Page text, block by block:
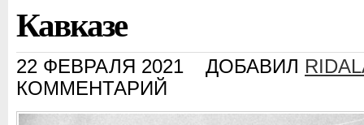
Кавказе
22 ФЕВРАЛЯ 2021 ДОБАВИЛ
КОММЕНТАРИЙ